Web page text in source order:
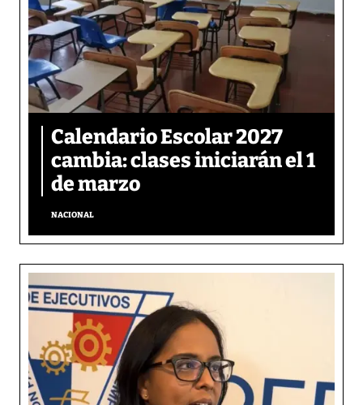
Calendario Escolar 2027
cambia: clases iniciarán el 1
de marzo
NACIONAL